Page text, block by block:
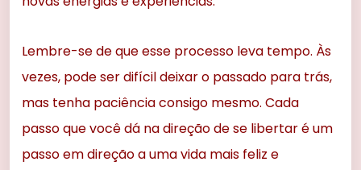
Lembre-se de que esse processo leva tempo. Às
vezes, pode ser difícil deixar o passado para trás,
mas tenha paciência consigo mesmo. Cada
passo que você dá na direção de se libertar é um
passo em direção a uma vida mais feliz e